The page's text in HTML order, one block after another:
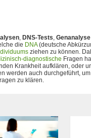
, DNS-Tests, Genanalyse
die DNA(deutsche
ziehen zu können.
diagnostische Fragen
Krankheit aufklären, oder
werden auch durchgeführt,
zu klären.